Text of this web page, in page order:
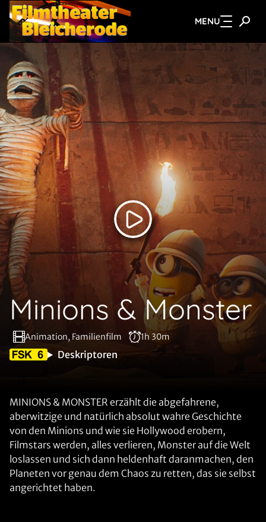
Zum Hauptinhalt springen MENU
Minions & Monster
Animation, Familienfilm 1h 30m
Deskriptoren
MINIONS & MONSTER erzählt die abgefahrene,
aberwitzige und natürlich absolut wahre Geschichte
von den Minions und wie sie Hollywood erobern,
Filmstars werden, alles verlieren, Monster auf die Welt
loslassen und sich dann heldenhaft daranmachen, den
Planeten vor genau dem Chaos zu retten, das sie selbst
angerichtet haben.